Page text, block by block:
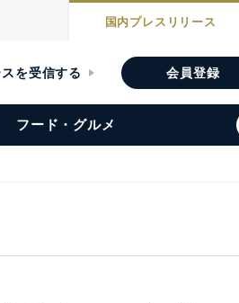
国内プレスリリース
を受信する 会員登録
フード・グルメ